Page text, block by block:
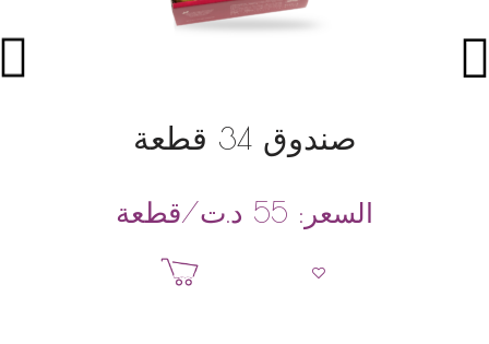
صندوق 34 قطعة
السعر:55 د.ت/قطعة
إضافة إلى السلة